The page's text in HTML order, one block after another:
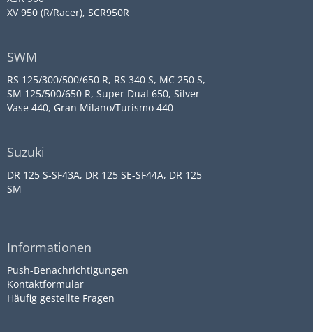
XV 950 (R/Racer), SCR950R
SWM
RS 125/300/500/650 R, RS 340 S, MC 250 S,
SM 125/500/650 R, Super Dual 650, Silver
Vase 440, Gran Milano/Turismo 440
Suzuki
DR 125 S-SF43A, DR 125 SE-SF44A, DR 125
SM
Informationen
Push-Benachrichtigungen
Kontaktformular
Häufig gestellte Fragen